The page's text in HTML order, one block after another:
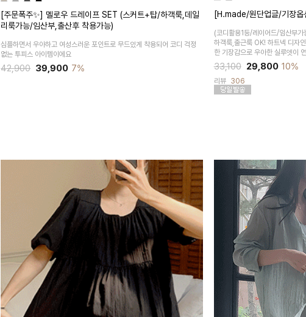
[주문폭주✨] 멜로우 드레이프 SET (스커트+탑/하객룩,데일
리룩가능/임산부,출산후 착용가능)
심플하면서 우아하고 여성스러운 포인트로 무드있게 착용되어 코디 걱정
없는 투피스 아이템이에요
42,900 39,900 7%
[H.made/원단업글/기장옵
(코디활용1등/레이어드/임산부
하객룩,출근룩 OK! 하트넥 디자
한 기장감으로 우아한 실루엣이
33,100 29,800 10%
리뷰 306